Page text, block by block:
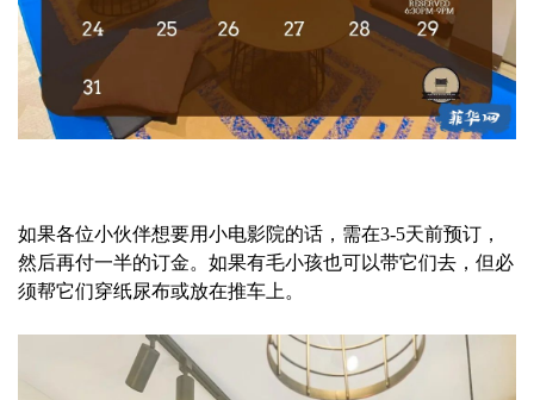
如果各位小伙伴想要用小电影院的话，需在3-5天前预订，
然后再付一半的订金。如果有毛小孩也可以带它们去，但必
须帮它们穿纸尿布或放在推车上。